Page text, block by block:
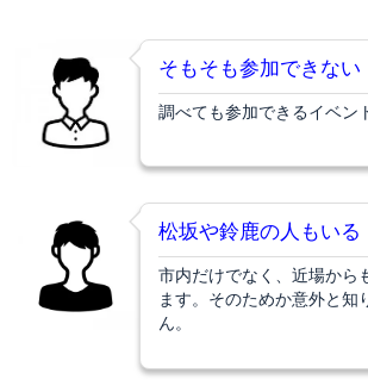
そもそも参加できない
調べても参加できるイベン
松坂や鈴鹿の人もいる
市内だけでなく、近場から
ます。そのためか意外と知
ん。